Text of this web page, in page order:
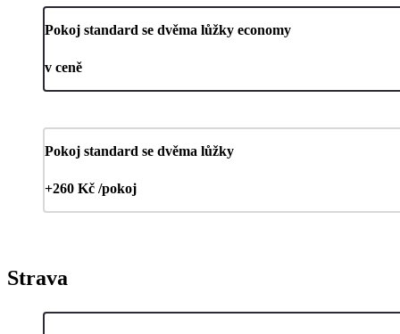
Pokoj standard se dvěma lůžky economy
v ceně
Pokoj standard se dvěma lůžky
+260 Kč /pokoj
Strava